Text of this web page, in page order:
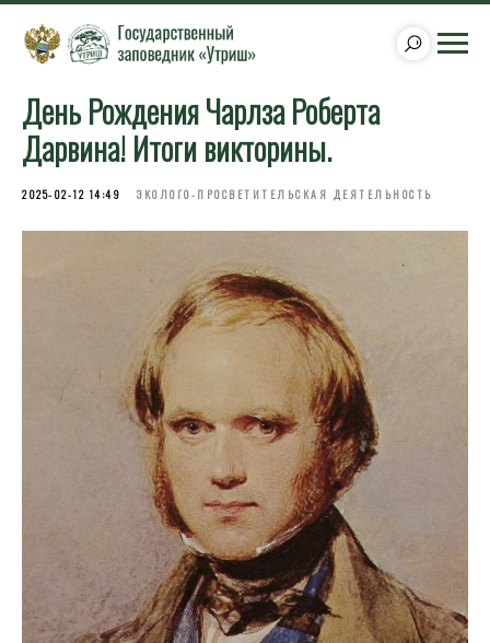
День Рождения Чарлза Роберта
Дарвина! Итоги викторины.
2025-02-12 14:49 ЭКОЛОГО-ПРОСВЕТИТЕЛЬСКАЯ ДЕЯТЕЛЬНОСТЬ